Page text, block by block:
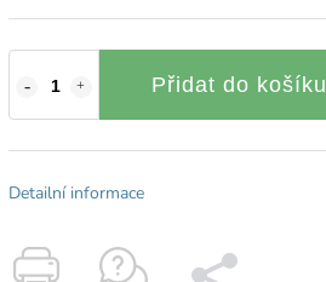
Přidat do košíku
Detailní informace